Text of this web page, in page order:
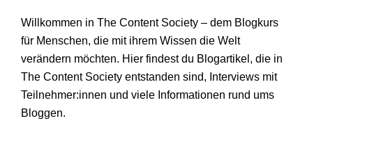
Willkommen in The Content Society – dem Blogkurs
für Menschen, die mit ihrem Wissen die Welt
verändern möchten. Hier findest du Blogartikel, die in
The Content Society entstanden sind, Interviews mit
Teilnehmer:innen und viele Informationen rund ums
Bloggen.